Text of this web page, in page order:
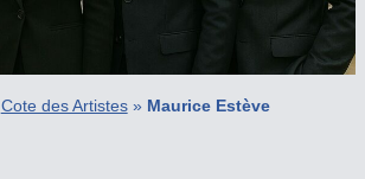
Cote des Artistes» Maurice Estève